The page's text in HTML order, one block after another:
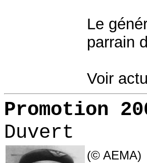
Le
parrain
Voir
Promotion
Duvert
(© AEMA)